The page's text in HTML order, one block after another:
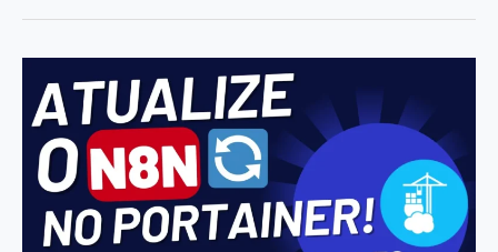
Atualizar
n8n
no
Portainer